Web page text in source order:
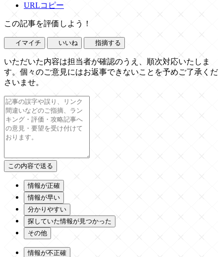
URLコピー
この記事を評価しよう！
イマイチ いいね 指摘する
いただいた内容は担当者が確認のうえ、順次対応いたしま
す。個々のご意見にはお返事できないことを予めご了承くだ
さいませ。
情報が正確
情報が早い
分かりやすい
探していた情報が見つかった
その他
情報が不正確